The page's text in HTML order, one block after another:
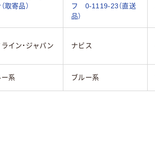
取寄品）
フ 0-1119-23（直送
品）
ライン・ジャパン ナビス
ー系 ブルー系